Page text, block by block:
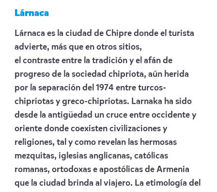
Lárnaca
Lárnaca es la ciudad de Chipre donde el turista
advierte, más que en otros sitios,
el contraste entre la tradición y el afán de
progreso de la sociedad chipriota, aún herida
por la separación del 1974 entre turcos-
chipriotas y greco-chipriotas. Larnaka ha sido
desde la antigüedad un cruce entre occidente y
oriente donde coexisten civilizaciones y
religiones, tal y como revelan las hermosas
mezquitas, iglesias anglicanas, católicas
romanas, ortodoxas e apostólicas de Armenia
que la ciudad brinda al viajero. La etimología del